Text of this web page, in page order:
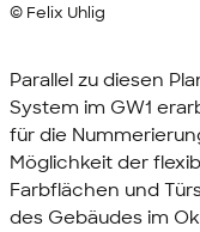
© Felix Uhlig
Parallel zu diesen
System im GW1
für die
Möglichkeit der
Farbflächen und
des Gebäudes im